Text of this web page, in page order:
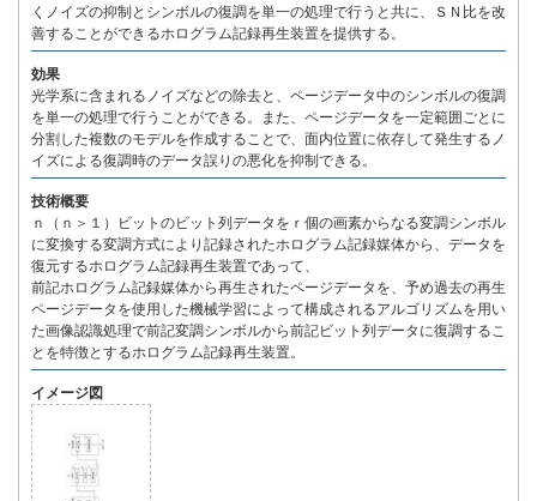
くノイズの抑制とシンボルの復調を単一の処理で行うと共に、ＳＮ比を改
善することができるホログラム記録再生装置を提供する。
効果
光学系に含まれるノイズなどの除去と、ページデータ中のシンボルの復調
を単一の処理で行うことができる。また、ページデータを一定範囲ごとに
分割した複数のモデルを作成することで、面内位置に依存して発生するノ
イズによる復調時のデータ誤りの悪化を抑制できる。
技術概要
ｎ（ｎ＞１）ビットのビット列データをｒ個の画素からなる変調シンボル
に変換する変調方式により記録されたホログラム記録媒体から、データを
復元するホログラム記録再生装置であって、
前記ホログラム記録媒体から再生されたページデータを、予め過去の再生
ページデータを使用した機械学習によって構成されるアルゴリズムを用い
た画像認識処理で前記変調シンボルから前記ビット列データに復調するこ
とを特徴とするホログラム記録再生装置。
イメージ図